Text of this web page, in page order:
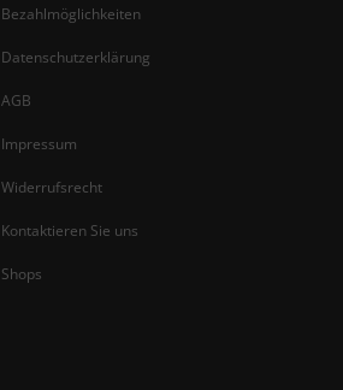
Bezahlmöglichkeiten
Datenschutzerklärung
AGB
Impressum
Widerrufsrecht
Kontaktieren Sie uns
Shops